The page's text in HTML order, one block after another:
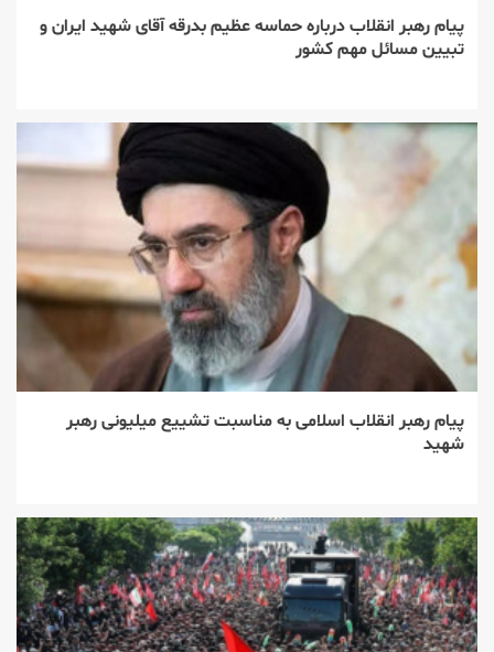
پیام رهبر انقلاب درباره حماسه عظیم بدرقه آقای شهید ایران و
تبیین مسائل مهم کشور
پیام رهبر انقلاب اسلامی به مناسبت تشییع میلیونی رهبر
شهید